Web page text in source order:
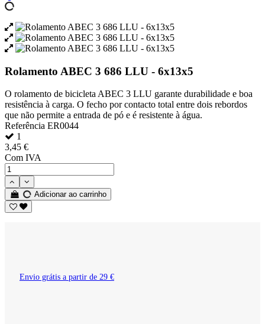
Rolamento ABEC 3 686 LLU - 6x13x5
O rolamento de bicicleta ABEC 3 LLU garante durabilidade e boa
resistência à carga. O fecho por contacto total entre dois rebordos
que não permite a entrada de pó e é resistente à água.
Referência ER0044
1
3,45 €
Com IVA
Adicionar ao carrinho
Envio grátis a partir de 29 €